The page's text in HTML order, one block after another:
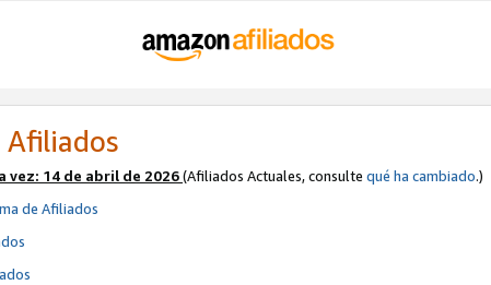
Afiliados
vez: 14 de abril de 2026(Afiliados Actuales, consulte qué ha cambiado.)
de Afiliados